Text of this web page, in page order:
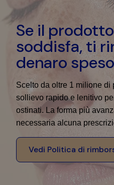
Se il
soddisfa, ti
denaro
Scelto da oltre 1 milione di
sollievo rapido e lenitivo
ostinati. La forma più
necessaria alcuna
Vedi Politica di